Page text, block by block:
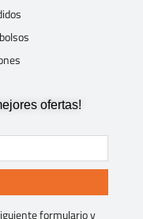
ofertas!
formulario y